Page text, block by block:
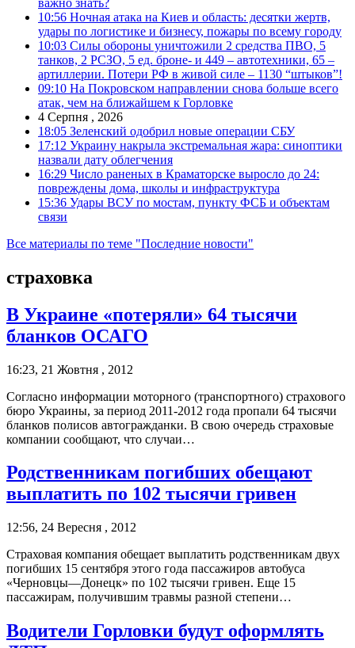
10:56 Ночная атака на Киев и область: десятки жертв,
удары по логистике и бизнесу, пожары по всему городу
10:03 Силы обороны уничтожили 2 средства ПВО, 5
танков, 2 РСЗО, 5 ед. броне- и 449 – автотехники, 65 –
артиллерии. Потери РФ в живой силе – 1130 “штыков”!
09:10 На Покровском направлении снова больше всего
атак, чем на ближайшем к Горловке
4 Серпня , 2026
18:05 Зеленский одобрил новые операции СБУ
17:12 Украину накрыла экстремальная жара: синоптики
назвали дату облегчения
16:29 Число раненых в Краматорске выросло до 24:
повреждены дома, школы и инфраструктура
15:36 Удары ВСУ по мостам, пункту ФСБ и объектам
связи
Все материалы по теме "Последние новости"
страховка
В Украине «потеряли» 64 тысячи
бланков ОСАГО
16:23, 21 Жовтня , 2012
Согласно информации моторного (транспортного) страхового
бюро Украины, за период 2011-2012 года пропали 64 тысячи
бланков полисов автогражданки. В свою очередь страховые
компании сообщают, что случаи…
Родственникам погибших обещают
выплатить по 102 тысячи гривен
12:56, 24 Вересня , 2012
Страховая компания обещает выплатить родственникам двух
погибших 15 сентября этого года пассажиров автобуса
«Черновцы—Донецк» по 102 тысячи гривен. Еще 15
пассажирам, получившим травмы разной степени…
Водители Горловки будут оформлять